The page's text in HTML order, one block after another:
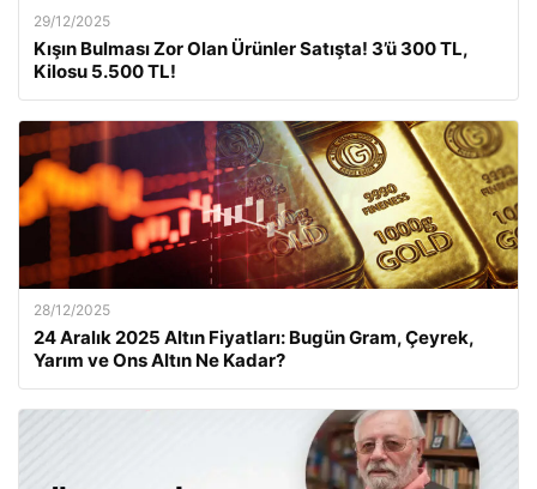
29/12/2025
Kışın Bulması Zor Olan Ürünler Satışta! 3’ü 300 TL,
Kilosu 5.500 TL!
28/12/2025
24 Aralık 2025 Altın Fiyatları: Bugün Gram, Çeyrek,
Yarım ve Ons Altın Ne Kadar?